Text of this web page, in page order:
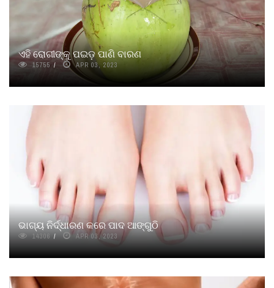
ଏହି ରୋଗୀଙ୍କୁ ପଇଡ଼ ପାଣି ବାରଣ
15755 APR 03, 2023
ଭାଗ୍ୟ ନିର୍ଦ୍ଧାରଣ କରେ ପାଦ ଆଙ୍ଗୁଠି
14306 APR 03, 2023